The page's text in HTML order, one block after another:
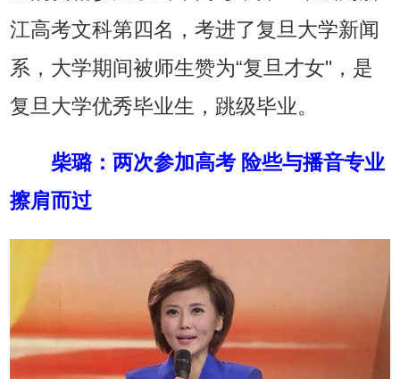
江高考文科第四名，考进了复旦大学新闻
系，大学期间被师生赞为“复旦才女"，是
复旦大学优秀毕业生，跳级毕业。
柴璐：两次参加高考 险些与播音专业
擦肩而过